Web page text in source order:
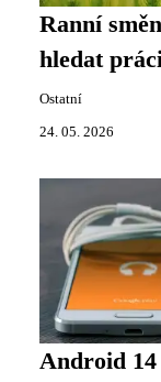
Ranní
hledat
Ostatní
24. 05. 2026
Android 14